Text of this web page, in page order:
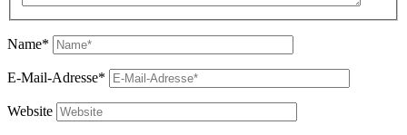
Name*
E-Mail-Adresse*
Website